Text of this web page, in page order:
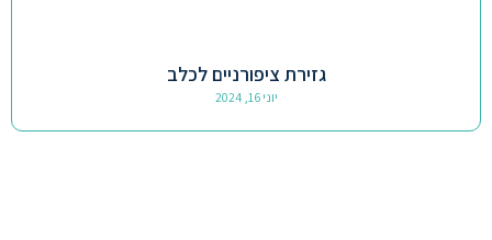
גזירת ציפורניים לכלב
יוני 16, 2024